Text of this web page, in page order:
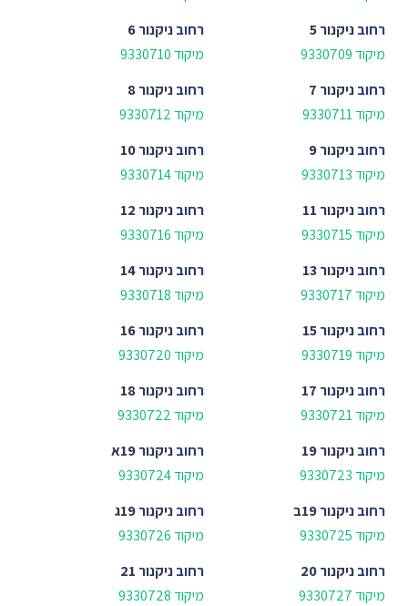
רחובניקנור 5
מיקוד 9330709
רחובניקנור 6
מיקוד 9330710
רחובניקנור 7
מיקוד 9330711
רחובניקנור 8
מיקוד 9330712
רחובניקנור 9
מיקוד 9330713
רחובניקנור 10
מיקוד 9330714
רחובניקנור 11
מיקוד 9330715
רחובניקנור 12
מיקוד 9330716
רחובניקנור 13
מיקוד 9330717
רחובניקנור 14
מיקוד 9330718
רחובניקנור 15
מיקוד 9330719
רחובניקנור 16
מיקוד 9330720
רחובניקנור 17
מיקוד 9330721
רחובניקנור 18
מיקוד 9330722
רחובניקנור 19
מיקוד 9330723
רחובניקנור 19א
מיקוד 9330724
רחובניקנור 19ב
מיקוד 9330725
רחובניקנור 19ג
מיקוד 9330726
רחובניקנור 20
מיקוד 9330727
רחובניקנור 21
מיקוד 9330728